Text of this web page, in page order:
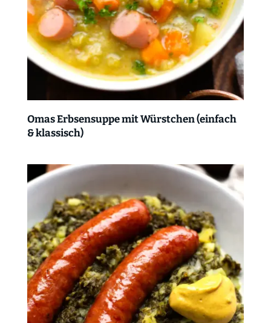
Omas Erbsensuppe mit Würstchen (einfach
& klassisch)